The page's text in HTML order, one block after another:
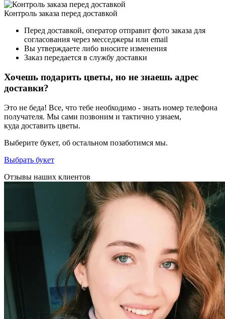
Контроль заказа перед доставкой
Перед доставкой, оператор отправит фото заказа для
согласования через месседжеры или email
Вы утверждаете либо вносите изменения
Заказ передается в службу доставки
Хочешь подарить цветы, но не знаешь адрес
доставки?
Это не беда! Все, что тебе необходимо - знать номер телефона
получателя. Мы сами позвоним и тактично узнаем,
куда доставить цветы.
Выберите букет, об остальном позаботимся мы.
Выбрать букет
Отзывы наших клиентов